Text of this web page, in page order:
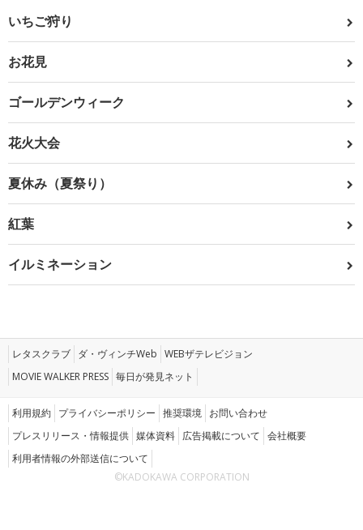
いちご狩り
お花見
ゴールデンウィーク
花火大会
夏休み（夏祭り）
紅葉
イルミネーション
レタスクラブ ダ・ヴィンチWeb WEBザテレビジョン
MOVIE WALKER PRESS 毎日が発見ネット
利用規約 プライバシーポリシー 推奨環境 お問い合わせ
プレスリリース・情報提供 媒体資料 広告掲載について 会社概要
利用者情報の外部送信について
©KADOKAWA CORPORATION